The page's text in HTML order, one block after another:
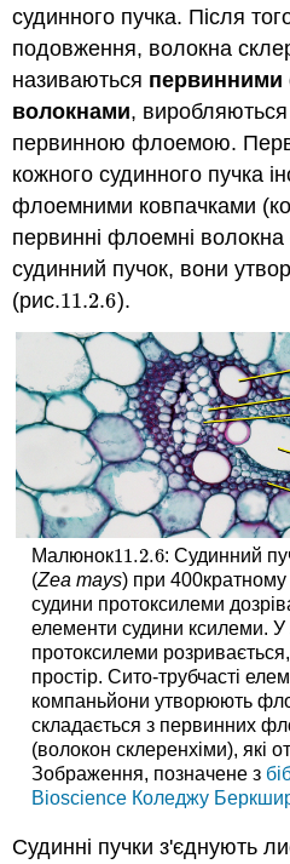
судинного пучка. Після
подовження, волокна
називаються
волокнами,
первинною флоемою.
кожного судинного пучка
флоемними ковпачками
первинні флоемні
судинний пучок, вони
(рис.11.2.6
11.2.6).
Малюнок11.2.6
11.2.6: Судинний
(Zea mays) при
судини протоксилеми
елементи судини ксилеми. У
протоксилеми
простір. Сито-трубчасті
компаньйони утворюють
складається з первинних
(волокон склеренхіми), які
Зображення, позначене з
Bioscience Коледжу
Судинні пучки з'єднують